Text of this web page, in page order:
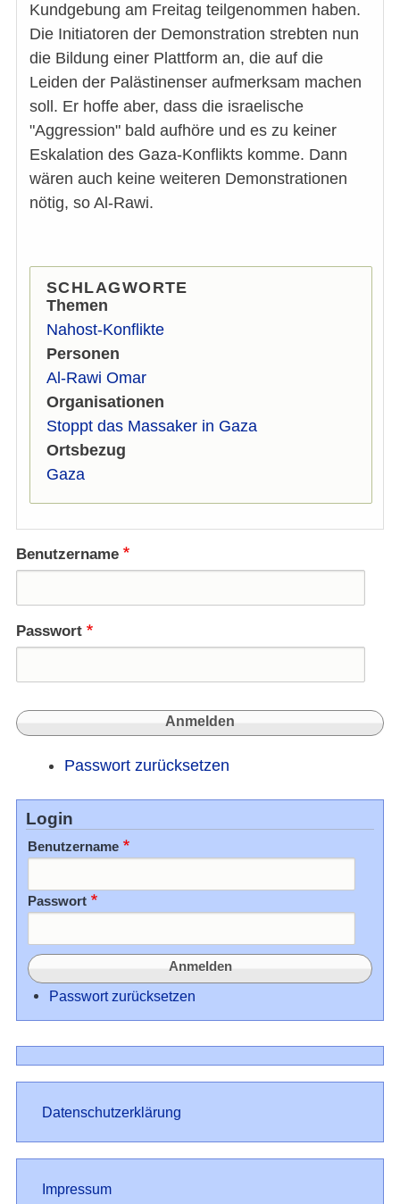
Kundgebung am Freitag teilgenommen haben.
Die Initiatoren der Demonstration strebten nun
die Bildung einer Plattform an, die auf die
Leiden der Palästinenser aufmerksam machen
soll. Er hoffe aber, dass die israelische
"Aggression" bald aufhöre und es zu keiner
Eskalation des Gaza-Konflikts komme. Dann
wären auch keine weiteren Demonstrationen
nötig, so Al-Rawi.
SCHLAGWORTE
Themen
Nahost-Konflikte
Personen
Al-Rawi Omar
Organisationen
Stoppt das Massaker in Gaza
Ortsbezug
Gaza
Benutzername
Passwort
Passwort zurücksetzen
Login
Benutzername
Passwort
Passwort zurücksetzen
Datenschutz
Datenschutzerklärung
Impressum
Impressum